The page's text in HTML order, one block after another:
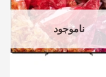
ناموجود